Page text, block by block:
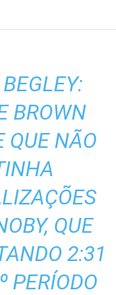
BROWN
QUE NÃO
QUE
2:31
PERÍODO